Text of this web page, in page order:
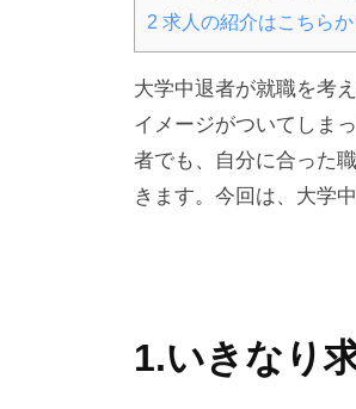
2 求人の紹介はこちらか
大学中退者が就職を考
イメージがついてしま
者でも、自分に合った
きます。今回は、大学
1.いきなり